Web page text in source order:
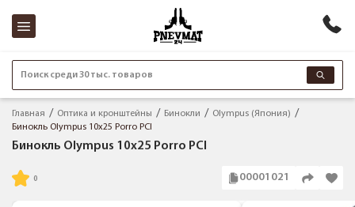
Поиск среди 30 тыс. товаров
Главная Оптика и кронштейны Бинокли
Olympus (Япония)
Бинокль Olympus 10x25 Porro PCI
Бинокль Olympus 10x25 Porro PCI
00001021